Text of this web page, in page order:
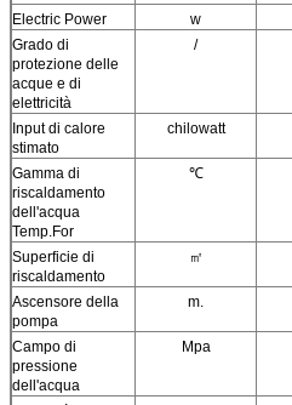
Electric Power w
Grado di
protezione delle
acque e di
elettricità
/
Input di calore
stimato
chilowatt
Gamma di
riscaldamento
dell'acqua
Temp.For
℃
Superficie di
riscaldamento
㎡
Ascensore della
pompa
m.
Campo di
pressione
dell'acqua
Mpa